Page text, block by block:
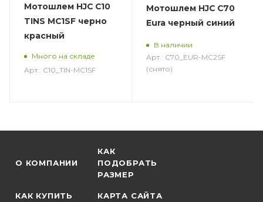
Мотошлем HJC C10
TINS MC1SF черно
красный
Много на складе
Арт.: C10_TIN-MC1SF
Мотошлем HJC C70
Eura черный синий
В наличии
Арт.: C70_EUR-MC2SF
(снято)
О КОМПАНИИ
КАК
ПОДОБРАТЬ
РАЗМЕР
КАК КУПИТЬ КАРТА САЙТА